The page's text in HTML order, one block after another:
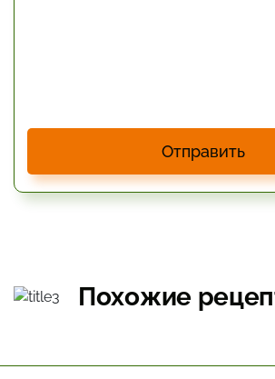
Отправить
Похожие